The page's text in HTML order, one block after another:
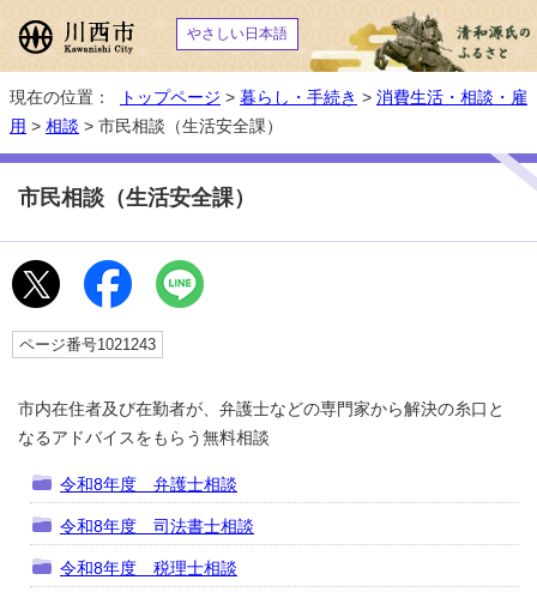
やさしい日本語
現在の位置： トップページ > 暮らし・手続き > 消費生活・相談・雇
用 > 相談 > 市民相談（生活安全課）
市民相談（生活安全課）
ページ番号1021243
市内在住者及び在勤者が、弁護士などの専門家から解決の糸口と
なるアドバイスをもらう無料相談
令和8年度 弁護士相談
令和8年度 司法書士相談
令和8年度 税理士相談